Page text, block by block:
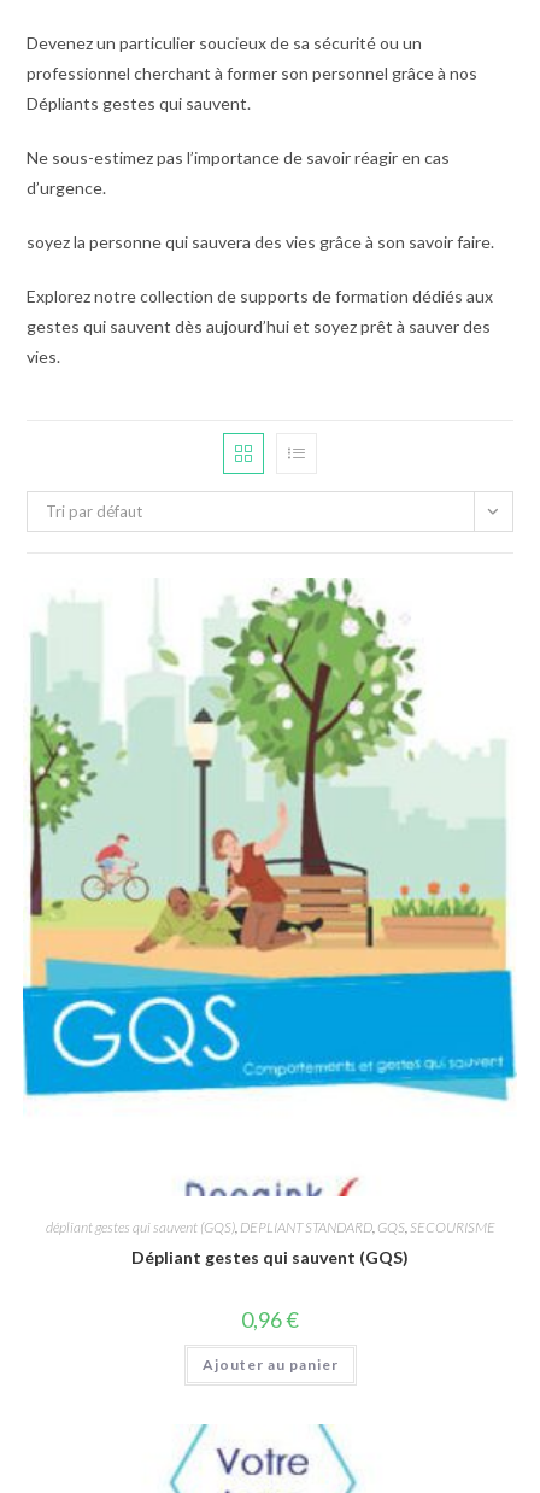
Devenez un particulier soucieux de sa sécurité ou un
professionnel cherchant à former son personnel grâce à nos
Dépliants gestes qui sauvent.
Ne sous-estimez pas l’importance de savoir réagir en cas
d’urgence.
soyez la personne qui sauvera des vies grâce à son savoir faire.
Explorez notre collection de supports de formation dédiés aux
gestes qui sauvent dès aujourd’hui et soyez prêt à sauver des
vies.
Tri par défaut
dépliant gestes qui sauvent (GQS), DEPLIANT STANDARD, GQS, SECOURISME
Dépliant gestes qui sauvent (GQS)
0,96€
Ajouter au panier